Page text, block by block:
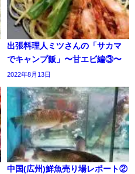
出張料理人ミツさんの「サカマ
でキャンプ飯」〜甘エビ編③〜
2022年8月13日
中国(広州)鮮魚売り場レポート②